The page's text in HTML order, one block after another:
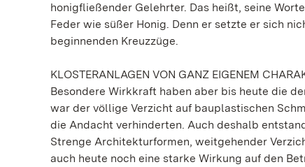
honigfließender Gelehrter. Das heißt, seine
Feder wie süßer Honig. Denn er setzte er sich
beginnenden Kreuzzüge.
KLOSTERANLAGEN VON GANZ EIGENEM
Besondere Wirkkraft haben aber bis heute die
war der völlige Verzicht auf bauplastischen
die Andacht verhinderten. Auch deshalb
Strenge Architekturformen, weitgehender
auch heute noch eine starke Wirkung auf den